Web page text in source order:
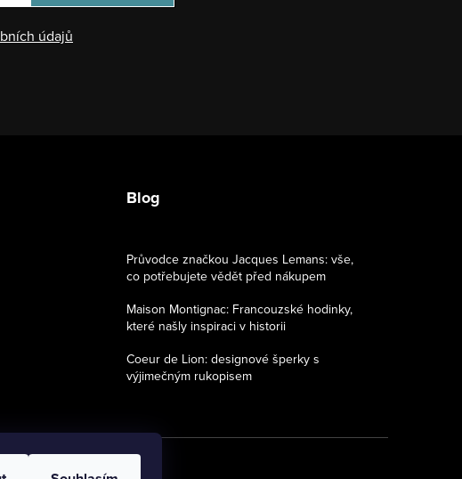
údajů
Blog
Průvodce značkou Jacques Lemans: vše,
co potřebujete vědět před nákupem
Maison Montignac: Francouzské hodinky,
které našly inspiraci v historii
Coeur de Lion: designové šperky s
výjimečným rukopisem